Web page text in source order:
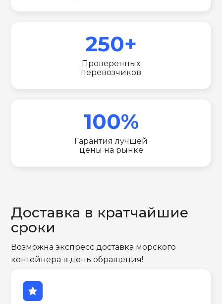
250+
Проверенных
перевозчиков
100%
Гарантия лучшей
цены на рынке
Доставка в кратчайшие
сроки
Возможна экспресс доставка морского
контейнера в день обращения!
star